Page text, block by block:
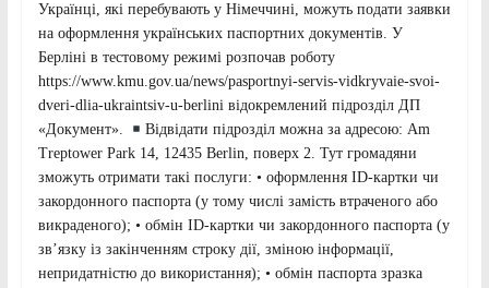
Українці, які перебувають у Німеччині, можуть подати заявки
на оформлення українських паспортних документів. У
Берліні в тестовому режимі розпочав роботу
https://www.kmu.gov.ua/news/pasportnyi-servis-vidkryvaie-svoi-
dveri-dlia-ukraintsiv-u-berlini відокремлений підрозділ ДП
«Документ».
Відвідати підрозділ можна за адресою: Am
Treptower Park 14, 12435 Berlin, поверх 2. Тут громадяни
зможуть отримати такі послуги: • оформлення ID-картки чи
закордонного паспорта (у тому числі замість втраченого або
викраденого); • обмін ID-картки чи закордонного паспорта (у
зв’язку із закінченням строку дії, зміною інформації,
непридатністю до використання); • обмін паспорта зразка